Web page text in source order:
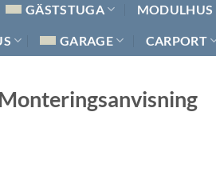
GÄSTSTUGA MODULHUS
GARAGE CARPORT